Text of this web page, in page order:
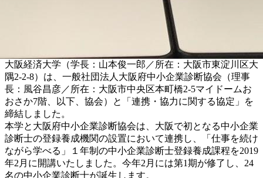
大阪経済大学（学長：山本俊一郎／所在：大阪市東淀川区大
隅2-2-8）は、一般社団法人大阪府中小企業診断協会（理事
長：風谷昌彦／所在：大阪市中央区本町橋2-5マイドームお
おさか7階、以下、協会）と「連携・協力に関する協定」を
締結しました。
本学と大阪府中小企業診断協会は、大阪で初となる中小企業
診断士の登録養成機関の設置において連携し、「仕事を続け
ながら学べる」１年制の中小企業診断士登録養成課程を2019
年2月に開講いたしました。今年2月には第1期が修了し、24
名の中小企業診断士が誕生します。